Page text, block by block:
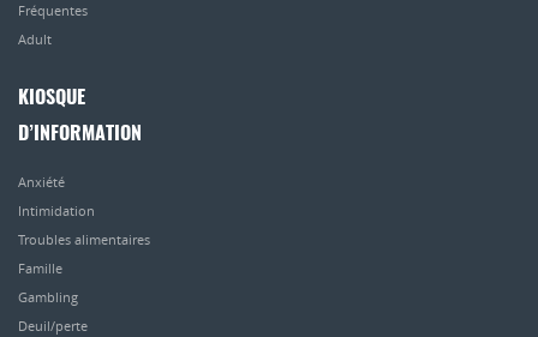
Fréquentes
Adult
KIOSQUE
D’INFORMATION
Anxiété
Intimidation
Troubles alimentaires
Famille
Gambling
Deuil/perte